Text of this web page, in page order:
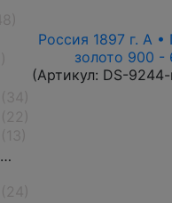
Россия 1897 г. А
золото 900 -
(Артикул: DS-